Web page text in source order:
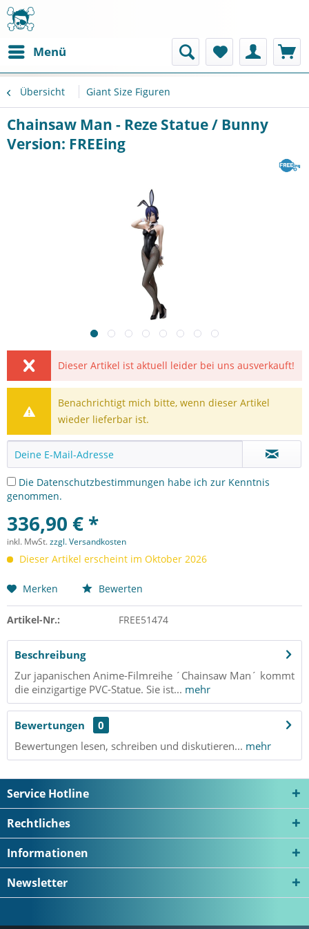
Menü
Übersicht Giant Size Figuren
Chainsaw Man - Reze Statue / Bunny
Version: FREEing
Dieser Artikel ist aktuell leider bei uns ausverkauft!
Benachrichtigt mich bitte, wenn dieser Artikel
wieder lieferbar ist.
Die Datenschutzbestimmungen habe ich zur Kenntnis
genommen.
336,90 € *
inkl. MwSt.zzgl. Versandkosten
Dieser Artikel erscheint im Oktober 2026
Merken Bewerten
Artikel-Nr.: FREE51474
Beschreibung
Zur japanischen Anime-Filmreihe ´Chainsaw Man´ kommt
die einzigartige PVC-Statue. Sie ist... mehr
Bewertungen
0
Bewertungen lesen, schreiben und diskutieren... mehr
Service Hotline
Rechtliches
Informationen
Newsletter